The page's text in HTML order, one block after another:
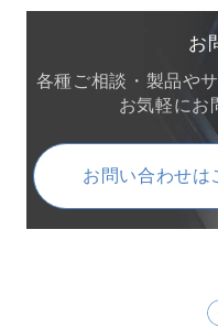
お
各種ご相談・製品や
お気軽にお
お問い合わせは